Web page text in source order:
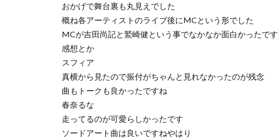
おかげで舞台裏も丸見えでした
概ね各アーティストのライブ後にMCという形でした
MCが吉田尚記と鷲崎健という事でなかなか面白かったです
感想とか
スフィア
真横から見たので振付がちゃんと見れなかったのが残念
曲もトークも良かったですね
春奈るな
走ってるのが可愛らしかったです
ソードアート曲は良いですねやはり